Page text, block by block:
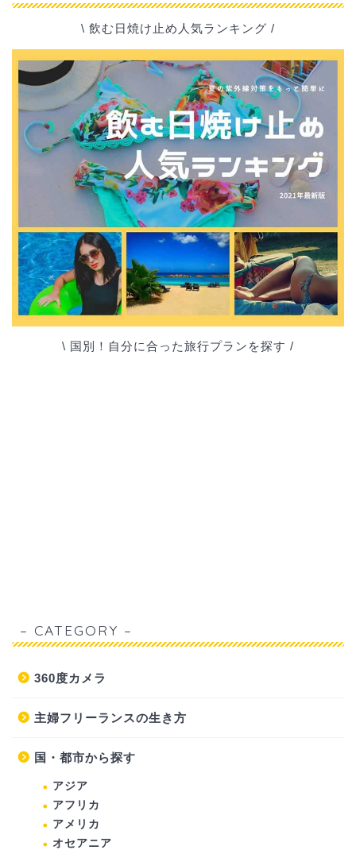
\ 飲む日焼け止め人気ランキング /
\ 国別！自分に合った旅行プランを探す /
– CATEGORY –
360度カメラ
主婦フリーランスの生き方
国・都市から探す
アジア
アフリカ
アメリカ
オセアニア